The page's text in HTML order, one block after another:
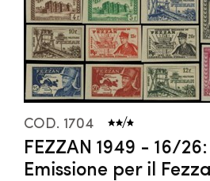
COD. 1704
FEZZAN 1949 - 16/
Emissione per il